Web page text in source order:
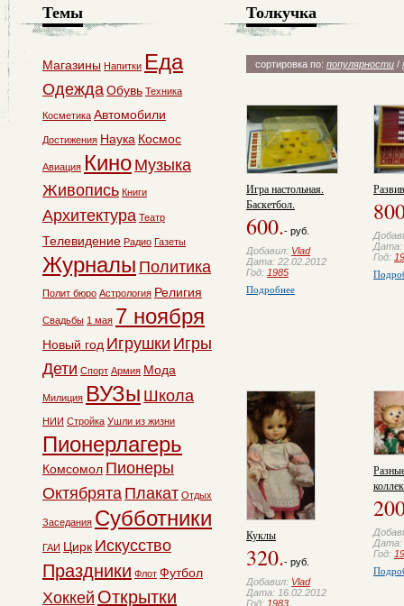
Толкучка
сортировка по: популярности /
Игра настольная.
Баскетбол.
600.- руб.
Добавил: Vlad
Дата: 22.02.2012
Год: 1985
Подробнее
Дата:
Год:
Куклы
320.- руб.
Добавил: Vlad
Дата: 16.02.2012
Год: 1983
Дата:
Год:
Темы
Магазины Напитки Еда
ОдеждаОбувь Техника
Косметика Автомобили
Достижения Наука Космос
Авиация Кино Музыка
Живопись Книги
Архитектура Театр
Телевидение Радио Газеты
Журналы Политика
Полит бюро Астрология Религия
Свадьбы 1 мая 7 ноября
Новый год Игрушки Игры
Дети Спорт Армия Мода
Милиция ВУЗы Школа
НИИ Стройка Ушли из жизни
Пионерлагерь
Комсомол Пионеры
Октябрята Плакат Отдых
Заседания Субботники
ГАИ Цирк Искусство
Праздники Флот Футбол
Хоккей Открытки